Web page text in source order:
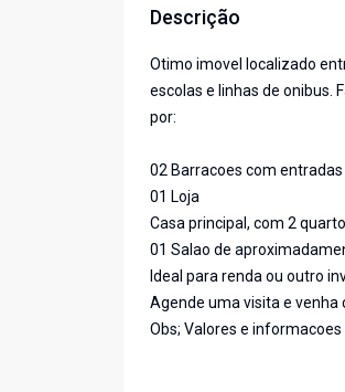
Descrição
Otimo imovel localizado
escolas e linhas de onibus.
por:
02 Barracoes com
01 Loja
Casa principal, com 2
01 Salao de
Ideal para renda ou outro
Agende uma visita e venha
Obs; Valores e